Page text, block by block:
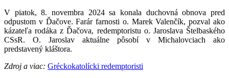
V piatok, 8. novembra 2024 sa konala duchovná obnova pred
odpustom v Ďačove. Farár farnosti o. Marek Valenčík, pozval ako
kázateľa rodáka z Ďačova, redemptoristu o. Jaroslava Štelbaského
CSsR. O. Jaroslav aktuálne pôsobí v Michalovciach ako
predstavený kláštora.
Zdroj a viac: Gréckokatolícki redemptoristi